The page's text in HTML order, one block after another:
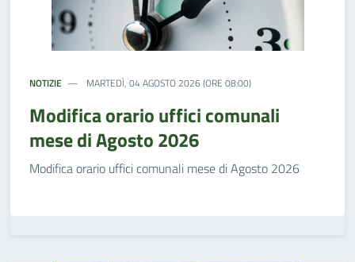
NOTIZIE MARTEDÌ, 04 AGOSTO 2026 (ORE 08:00)
Modifica orario uffici comunali
mese di Agosto 2026
Modifica orario uffici comunali mese di Agosto 2026